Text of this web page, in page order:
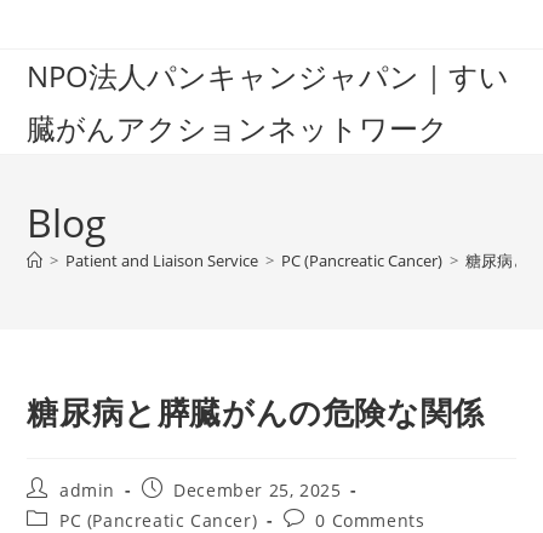
contentNPO法人パンキャンジャパン｜すい
臓がんアクションネットワーク
Blog
> Patient and Liaison Service > PC (Pancreatic Cancer) > 糖尿病と
糖尿病と膵臓がんの危険な関係
Post
author:
admin
Post
published:
December 25, 2025
PostPC (Pancreatic Cancer)
Post0 Comments